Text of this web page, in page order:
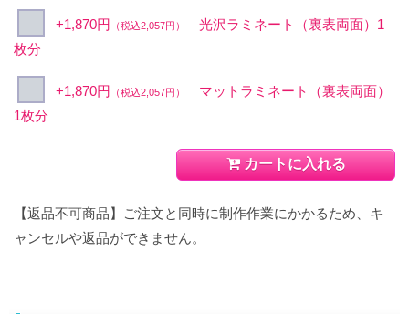
+1,870円 （税込2,057円）
光沢ラミネート（裏表両面）1
枚分
+1,870円 （税込2,057円）
マットラミネート（裏表両面）
1枚分
カートに入れる
【返品不可商品】ご注文と同時に制作作業にかかるため、キ
ャンセルや返品ができません。